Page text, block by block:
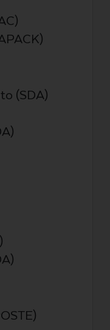
(SDA)